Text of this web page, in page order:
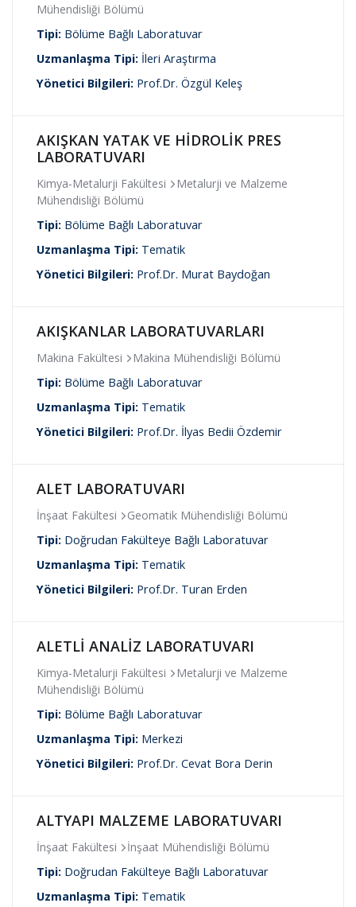
Mühendisliği Bölümü
Tipi: Bölüme Bağlı Laboratuvar
Uzmanlaşma Tipi: İleri Araştırma
Yönetici Bilgileri: Prof.Dr. Özgül Keleş
AKIŞKAN YATAK VE HİDROLİK PRES
LABORATUVARI
Kimya-Metalurji Fakültesi
Metalurji ve Malzeme
Mühendisliği Bölümü
Tipi: Bölüme Bağlı Laboratuvar
Uzmanlaşma Tipi: Tematik
Yönetici Bilgileri: Prof.Dr. Murat Baydoğan
AKIŞKANLAR LABORATUVARLARI
Makina Fakültesi
Makina Mühendisliği Bölümü
Tipi: Bölüme Bağlı Laboratuvar
Uzmanlaşma Tipi: Tematik
Yönetici Bilgileri: Prof.Dr. İlyas Bedii Özdemir
ALET LABORATUVARI
İnşaat Fakültesi
Geomatik Mühendisliği Bölümü
Tipi: Doğrudan Fakülteye Bağlı Laboratuvar
Uzmanlaşma Tipi: Tematik
Yönetici Bilgileri: Prof.Dr. Turan Erden
ALETLİ ANALİZ LABORATUVARI
Kimya-Metalurji Fakültesi
Metalurji ve Malzeme
Mühendisliği Bölümü
Tipi: Bölüme Bağlı Laboratuvar
Uzmanlaşma Tipi: Merkezi
Yönetici Bilgileri: Prof.Dr. Cevat Bora Derin
ALTYAPI MALZEME LABORATUVARI
İnşaat Fakültesi
İnşaat Mühendisliği Bölümü
Tipi: Doğrudan Fakülteye Bağlı Laboratuvar
Uzmanlaşma Tipi: Tematik